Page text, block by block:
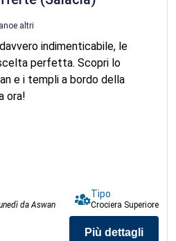
e altri
indimenticabile, le
perfetta. Scopri lo
e i templi a bordo della
ora!
da Aswan
Tipo
Crociera Superiore
Più dettagli